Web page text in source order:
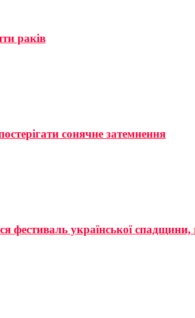
раків
сонячне затемнення
фестиваль української спадщини,